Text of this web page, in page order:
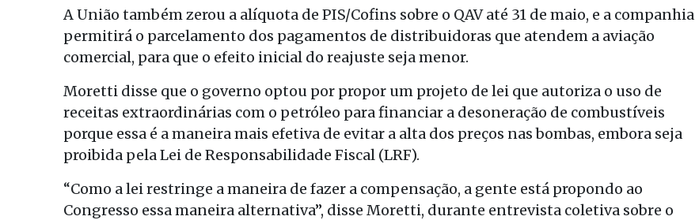
A União também zerou a alíquota de PIS/Cofins sobre o QAV até 31 de maio, e a companhia
permitirá o parcelamento dos pagamentos de distribuidoras que atendem a aviação
comercial, para que o efeito inicial do reajuste seja menor.
Moretti disse que o governo optou por propor um projeto de lei que autoriza o uso de
receitas extraordinárias com o petróleo para financiar a desoneração de combustíveis
porque essa é a maneira mais efetiva de evitar a alta dos preços nas bombas, embora seja
proibida pela Lei de Responsabilidade Fiscal (LRF).
“Como a lei restringe a maneira de fazer a compensação, a gente está propondo ao
Congresso essa maneira alternativa”, disse Moretti, durante entrevista coletiva sobre o